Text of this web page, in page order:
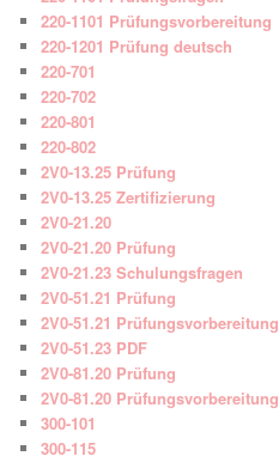
220-1101 Prüfungsvorbereitung
220-1201 Prüfung deutsch
220-701
220-702
220-801
220-802
2V0-13.25 Prüfung
2V0-13.25 Zertifizierung
2V0-21.20
2V0-21.20 Prüfung
2V0-21.23 Schulungsfragen
2V0-51.21 Prüfung
2V0-51.21 Prüfungsvorbereitung
2V0-51.23 PDF
2V0-81.20 Prüfung
2V0-81.20 Prüfungsvorbereitung
300-101
300-115